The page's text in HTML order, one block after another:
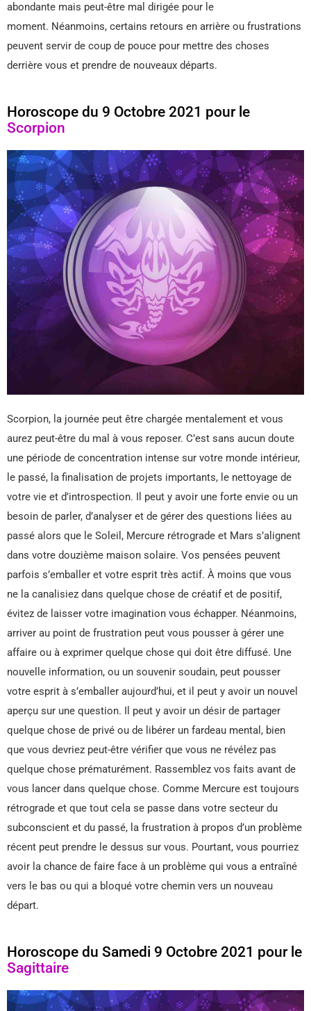
abondante mais peut-être mal dirigée pour le
moment. Néanmoins, certains retours en arrière ou frustrations
peuvent servir de coup de pouce pour mettre des choses
derrière vous et prendre de nouveaux départs.
Horoscope du 9 Octobre 2021 pour le
Scorpion
Scorpion, la journée peut être chargée mentalement et vous
aurez peut-être du mal à vous reposer. C’est sans aucun doute
une période de concentration intense sur votre monde intérieur,
le passé, la finalisation de projets importants, le nettoyage de
votre vie et d’introspection. Il peut y avoir une forte envie ou un
besoin de parler, d’analyser et de gérer des questions liées au
passé alors que le Soleil, Mercure rétrograde et Mars s’alignent
dans votre douzième maison solaire. Vos pensées peuvent
parfois s’emballer et votre esprit très actif. À moins que vous
ne la canalisiez dans quelque chose de créatif et de positif,
évitez de laisser votre imagination vous échapper. Néanmoins,
arriver au point de frustration peut vous pousser à gérer une
affaire ou à exprimer quelque chose qui doit être diffusé. Une
nouvelle information, ou un souvenir soudain, peut pousser
votre esprit à s’emballer aujourd’hui, et il peut y avoir un nouvel
aperçu sur une question. Il peut y avoir un désir de partager
quelque chose de privé ou de libérer un fardeau mental, bien
que vous devriez peut-être vérifier que vous ne révélez pas
quelque chose prématurément. Rassemblez vos faits avant de
vous lancer dans quelque chose. Comme Mercure est toujours
rétrograde et que tout cela se passe dans votre secteur du
subconscient et du passé, la frustration à propos d’un problème
récent peut prendre le dessus sur vous. Pourtant, vous pourriez
avoir la chance de faire face à un problème qui vous a entraîné
vers le bas ou qui a bloqué votre chemin vers un nouveau
départ.
Horoscope du Samedi 9 Octobre 2021 pour le
Sagittaire